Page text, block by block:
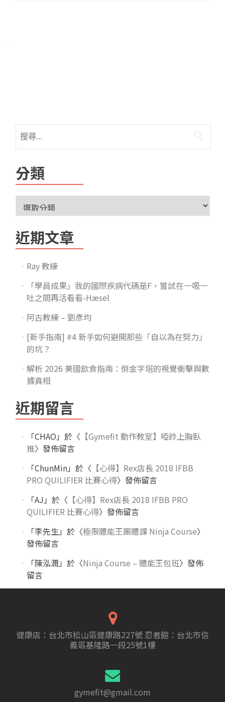
分類
近期文章
Ray 教練
「學員成果」我的國際疾病代碼是F，嘗試在一吸一
吐之間再活看看-Hæsel
阿古教練 – 劉彥均
[新手指南] #4 新手如何避開那些「自以為在努力」
的坑？
解析 2026 美國飲食指南：倒金字塔的視覺衝擊與數
據真相
近期留言
「CHAO 」於〈 【Gymefit 動作教室】啞鈴上胸臥
推〉發佈留言
「ChunMin」於〈 【心得】Rex店長 2018 IFBB
PRO QUILIFIER 比賽心得〉發佈留言
「AJ 」於〈 【心得】Rex店長 2018 IFBB PRO
QUILIFIER 比賽心得〉發佈留言
「李先生」於〈極限體能王團體課 Ninja Course〉
發佈留言
「陳泓潤 」於〈Ninja Course – 體能王包班〉發佈
留言
健康店：台北市松山區健康路227號 忍者館：台北市信
義區基隆路一段25號1樓
gymefit@gmail.com